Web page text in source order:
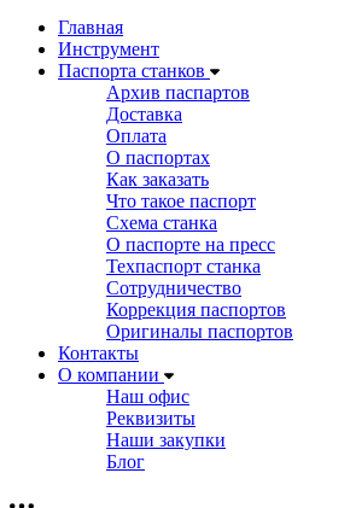
Главная
Инструмент
Паспорта станков
Архив паспартов
Доставка
Оплата
О паспортах
Как заказать
Что такое паспорт
Схема станка
О паспорте на пресс
Техпаспорт станка
Сотрудничество
Коррекция паспортов
Оригиналы паспортов
Контакты
О компании
Наш офис
Реквизиты
Наши закупки
Блог